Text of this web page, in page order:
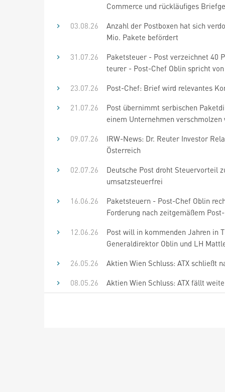
Commerce und rückläufiges
03.08.26
Anzahl der Postboxen hat sich
Mio. Pakete befördert
31.07.26
Paketsteuer - Post verzeichnet 40
teurer - Post-Chef Oblin spricht
23.07.26
Post-Chef: Brief wird relevantes
21.07.26
Post übernimmt serbischen
einem Unternehmen verschmolzen
09.07.26
IRW-News: Dr. Reuter Investor
Österreich
02.07.26
Deutsche Post droht Steuervorteil
umsatzsteuerfrei
16.06.26
Paketsteuern - Post-Chef Oblin
Forderung nach zeitgemäßem
12.06.26
Post will in kommenden Jahren in
Generaldirektor Oblin und LH
26.05.26
Aktien Wien Schluss: ATX schließt
08.05.26
Aktien Wien Schluss: ATX fällt